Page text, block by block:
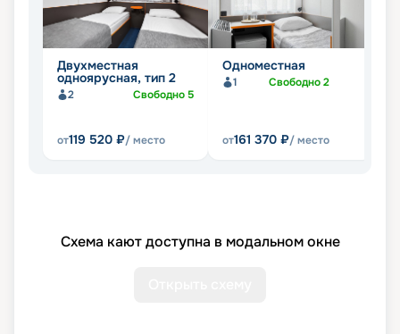
Двухместная
одноярусная, тип 2
2 Свободно5
от119 520 ₽/ место
Одноместная
1 Свободно2
от161 370 ₽/ место
Схема кают доступна в модальном окне